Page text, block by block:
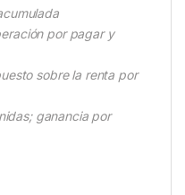
por pagar y
sobre la renta por
ganancia por